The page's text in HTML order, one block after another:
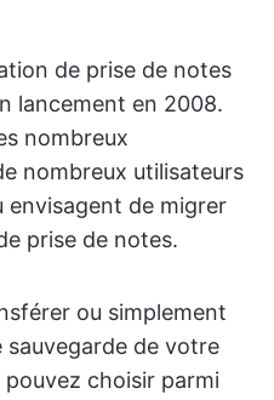
de prise de notes
lancement en 2008.
nombreux
nombreux utilisateurs
de migrer
prise de notes.
ou simplement
sauvegarde de votre
choisir parmi